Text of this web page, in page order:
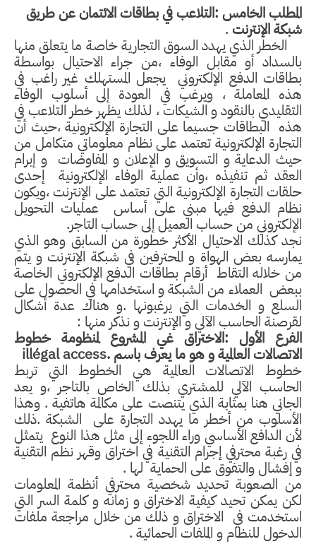
المطلب الخامس :التلاعب في بطاقات الائتمان عن طريق
شبكة الإنترنت .
الخطر الذي يهدد السوق التجارية خاصة ما يتعلق منها
بالسداد أو مقابل الوفاء ،من جراء الاحتيال بواسطة
بطاقات الدفع الإلكتروني يجعل المستهلك غير راغب في
هذه المعاملة ، ويرغب في العودة إلى أسلوب الوفاء
التقليدي بالنقود و الشيكات ، لذلك يظهر خطر التلاعب في
هذه البطاقات جسيما على التجارة الإلكترونية ،حيث أن
التجارة الإلكترونية تعتمد على نظام معلوماتي متكامل من
حيث الدعاية و التسويق و الإعلان و المفاوضات و إبرام
العقد ثم تنفيذه ،وأن عملية الوفاء الإلكترونية إحدى
حلقات التجارة الإلكترونية التي تعتمد على الإنترنت ،ويكون
نظام الدفع فيها مبني على أساس عمليات التحويل
الإلكتروني من حساب العميل إلى حساب التاجر.
نجد كذلك الاحتيال الأكثر خطورة من السابق وهو الذي
يمارسه بعض الهواة و المحترفين في شبكة الإنترنت و يتم
من خلاله التقاط أرقام بطاقات الدفع الإلكتروني الخاصة
ببعض العملاء من الشبكة و استخدامها في الحصول على
السلع و الخدمات التي يرغبونها .و هناك عدة أشكال
لقرصنة الحاسب الآلي و الإنترنت و نذكر منها :
الفرع الأول :الاختراق غي المشروع لمنظومة خطوط
الاتصالات العالمية و هو ما يعرف باسمillégal access.
خطوط الاتصالات العالمية هي الخطوط التي تربط
الحاسب الآلي للمشتري بذلك الخاص بالتاجر ،و يعد
الجاني هنا بمثابة الذي يتنصت على مكالمة هاتفية . وهذا
الأسلوب من أخطر ما يهدد التجارة على الشبكة .ذلك
لأن الدافع الأساسي وراء اللجوء إلى مثل هذا النوع يتمثل
في رغبة محترفي إجرام التقنية في اختراق وقهر نظم التقنية
و إفشال والتفوق على الحماية لها .
من الصعوبة تحديد شخصية محترفي أنظمة المعلومات
لكن يمكن تحيد كيفية الاختراق و زمانه و كلمة السر التي
استخدمت في الاختراق و ذلك من خلال مراجعة ملفات
الدخول للنظام و الملفات الحمائية .